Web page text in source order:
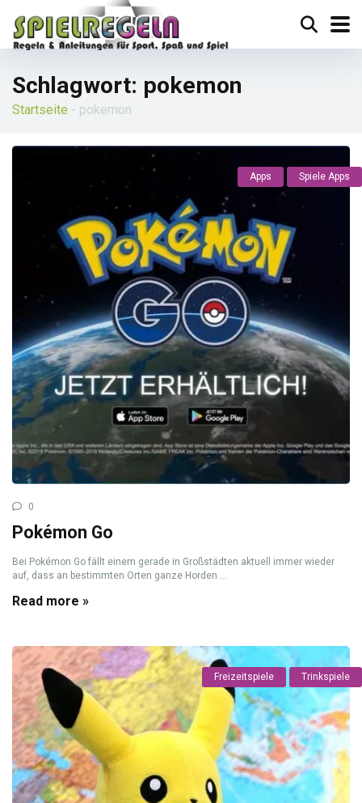
Schlagwort: pokemon
Startseite - pokemon
Apps Spiele Apps
0
Pokémon Go
Bei Pokémon Go fällt einem gerade in Großstädten aktuell immer wieder
auf, dass an bestimmten Orten ganze Horden ...
Read more »
Freizeitspiele Trinkspiele